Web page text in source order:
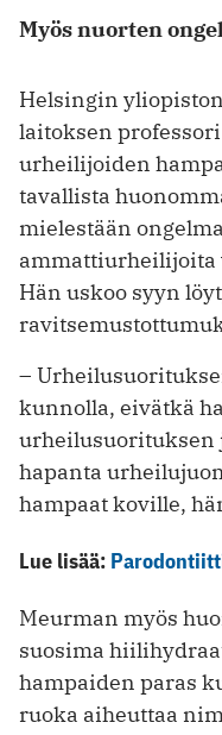
Myös nuorten
Helsingin
laitoksen professori
urheilijoiden
tavallista
mielestään
ammattiurheilijoita
Hän uskoo syyn
–
kunnolla, eivätkä
urheilusuorituksen
hapanta
hampaat koville,
Lue lisää:
Meurman myös
suosima
hampaiden paras
ruoka aiheuttaa